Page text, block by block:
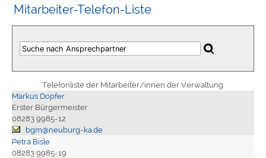
Mitarbeiter-Telefon-Liste
Telefonliste der Mitarbeiter/innen der Verwaltung
Markus Dopfer
Erster Bürgermeister
08283 9985-12
bgm@neuburg-ka.de
Petra Bisle
08283 9985-19